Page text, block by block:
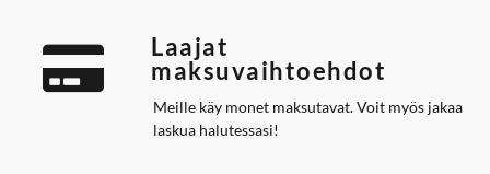
Laajat
maksuvaihtoehdot
Meille käy monet maksutavat. Voit myös jakaa
laskua halutessasi!